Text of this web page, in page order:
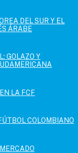
DEL SUR Y EL
ÁRABE
GOLAZO Y
LA FCF
COLOMBIANO